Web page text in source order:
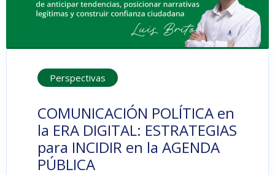
Perspectivas
COMUNICACIÓN POLÍTICA en
la ERA DIGITAL: ESTRATEGIAS
para INCIDIR en la AGENDA
PÚBLICA